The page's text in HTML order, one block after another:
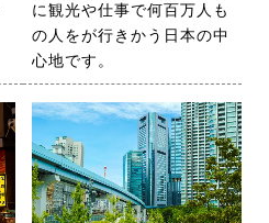
に観光や仕事で何百万人も
の人をが行きかう日本の中
心地です。